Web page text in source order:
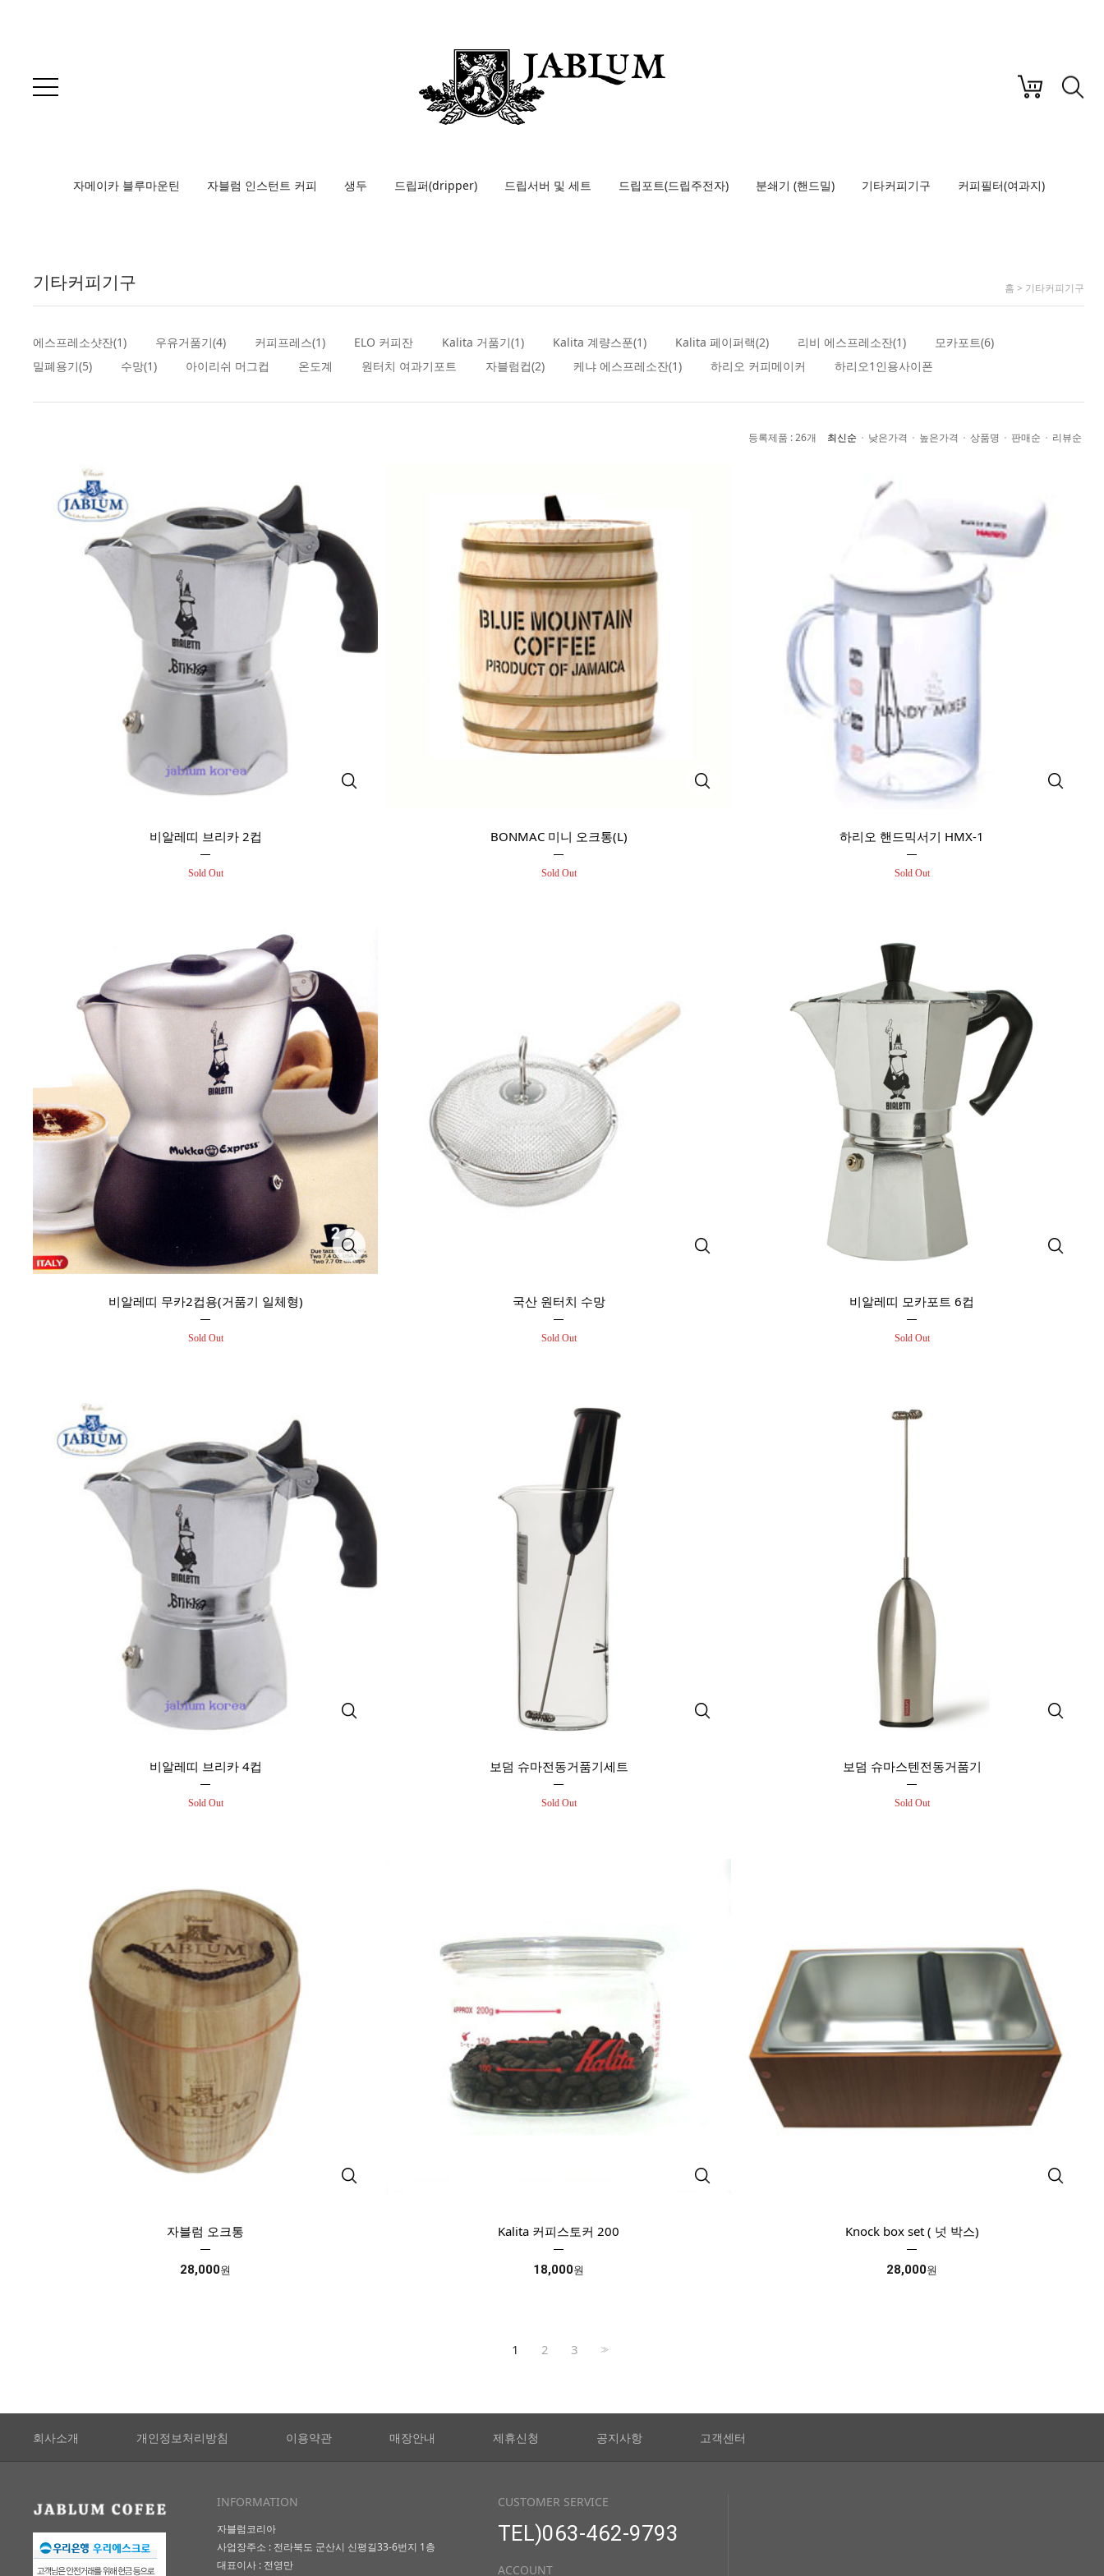
자메이카 블루마운틴 자블럼 인스턴트 커피 생두 드립퍼(dripper) 드립서버 및 세트 드립포트(드립주전자) 분쇄기 (핸드밀) 기타커피기구 커피필터(여과지)
기타커피기구 홈 > 기타커피기구
에스프레소샷잔(1) 우유거품기(4) 커피프레스(1) ELO 커피잔 Kalita 거품기(1) Kalita 계량스푼(1) Kalita 페이퍼랙(2) 리비 에스프레소잔(1)
모카포트(6)
밀폐용기(5)
수망(1) 아이리쉬 머그컵 온도계 원터치 여과기포트 자블럼컵(2) 케냐 에스프레소잔(1) 하리오 커피메이커 하리오1인용사이폰
등록제품 : 26개 최신순 낮은가격 높은가격 상품명 판매순 리뷰순
비알레띠 브리카 2컵
Sold Out
BONMAC 미니 오크통(L)
Sold Out
하리오 핸드믹서기 HMX-1
Sold Out
비알레띠 무카2컵용(거품기 일체형)
Sold Out
국산 원터치 수망
Sold Out
비알레띠 모카포트 6컵
Sold Out
비알레띠 브리카 4컵
Sold Out
보덤 슈마전동거품기세트
Sold Out
보덤 슈마스텐전동거품기
Sold Out
자블럼 오크통
28,000원
Kalita 커피스토커 200
18,000원
Knock box set ( 넛 박스)
28,000원
1 2 3 >>
회사소개 개인정보처리방침 이용약관 매장안내 제휴신청 공지사항 고객센터
INFORMATION
자블럼코리아
사업장주소 : 전라북도 군산시 신평길33-6번지 1층
대표이사 : 전영만
CUSTOMER SERVICE
TEL)063-462-9793
ACCOUNT